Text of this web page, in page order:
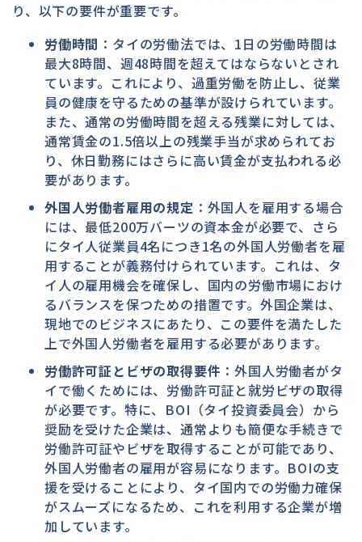
り、以下の要件が重要です。
労働時間 ：タイの労働法では、1日の労働時間は
最大8時間、週48時間を超えてはならないとされ
ています。これにより、過重労働を防止し、従業
員の健康を守るための基準が設けられています。
また、通常の労働時間を超える残業に対しては、
通常賃金の1.5倍以上の残業手当が求められてお
り、休日勤務にはさらに高い賃金が支払われる必
要があります。
外国人労働者雇用の規定 ：外国人を雇用する場合
には、最低200万バーツの資本金が必要で、さら
にタイ人従業員4名につき1名の外国人労働者を雇
用することが義務付けられています。これは、タ
イ人の雇用機会を確保し、国内の労働市場におけ
るバランスを保つための措置です。外国企業は、
現地でのビジネスにあたり、この要件を満たした
上で外国人労働者を雇用する必要があります。
労働許可証とビザの取得要件 ：外国人労働者がタ
イで働くためには、労働許可証と就労ビザの取得
が必要です。特に、BOI（タイ投資委員会）から
奨励を受けた企業は、通常よりも簡便な手続きで
労働許可証やビザを取得することが可能であり、
外国人労働者の雇用が容易になります。BOIの支
援を受けることにより、タイ国内での労働力確保
がスムーズになるため、これを利用する企業が増
加しています。